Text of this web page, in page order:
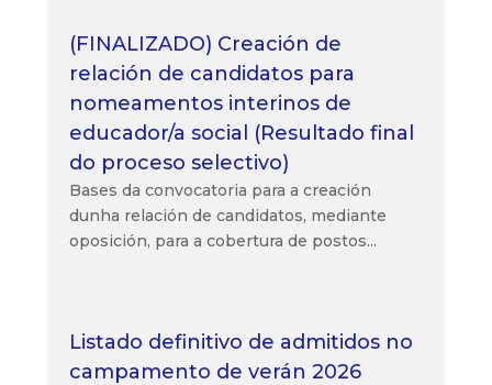
(FINALIZADO) Creación de
relación de candidatos para
nomeamentos interinos de
educador/a social (Resultado final
do proceso selectivo)
Bases da convocatoria para a creación
dunha relación de candidatos, mediante
oposición, para a cobertura de postos...
Listado definitivo de admitidos no
campamento de verán 2026